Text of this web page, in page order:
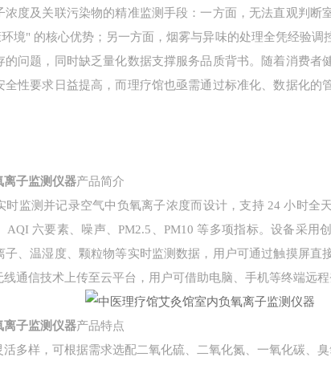
浓度及关联污染物的精准监测手段：一方面，无法直观判断
境" 的核心优势；另一方面，烟雾与异味的处理全凭经验调
的问题，同时缺乏量化数据支撑服务品质背书。随着消费者
全性要求日益提高，而理疗馆也亟需通过标准化、数据化的
离子监测仪器产品简介
时监测并记录空气中负氧离子浓度而设计，支持 24 小时全
AQI 六要素、噪声、PM2.5、PM10 等多项指标。设备采用
子、温湿度、颗粒物等实时监测数据，用户可通过触摸屏直
线通信技术上传至云平台，用户可借助电脑、手机等终端远
离子监测仪器产品特点
多样，可根据需求选配二氧化硫、二氧化氮、一氧化碳、臭